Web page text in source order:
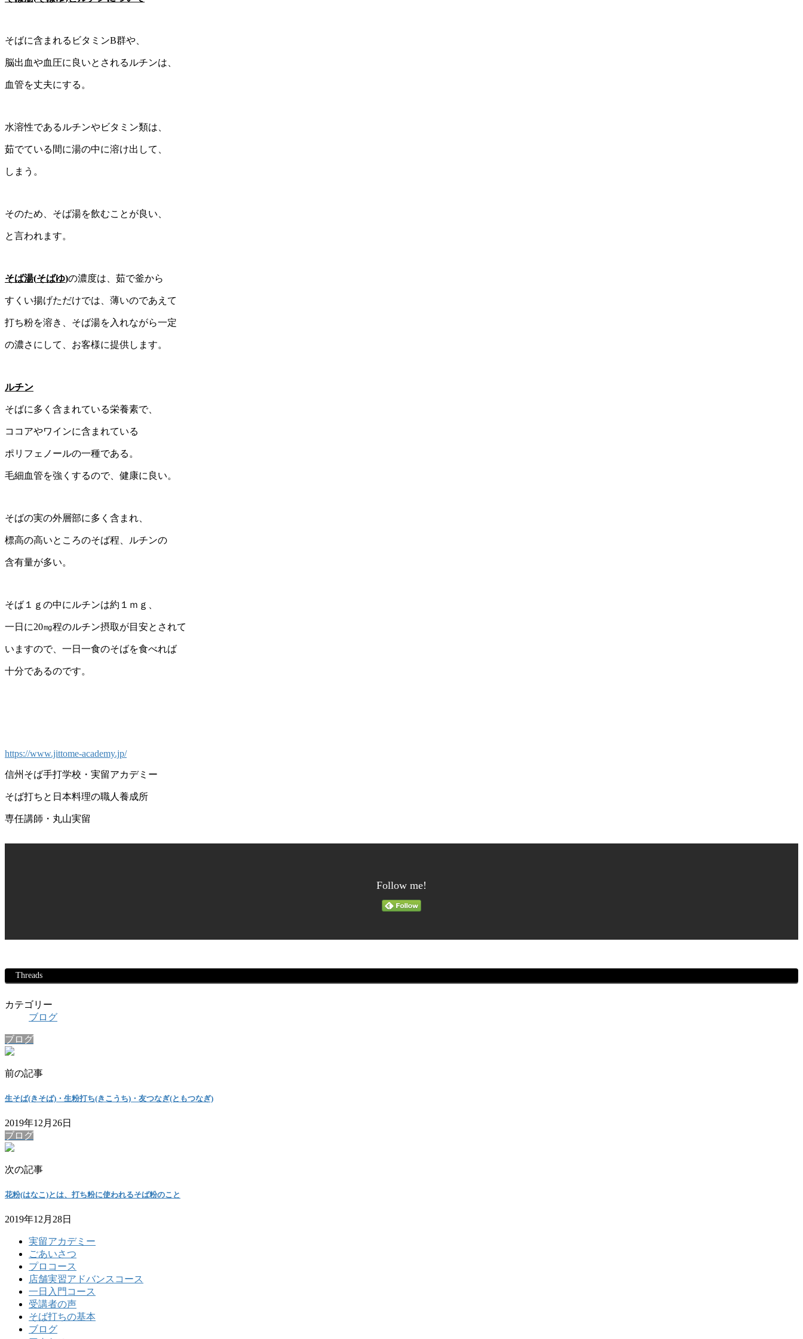
そばに含まれるビタミンB群や、
脳出血や血圧に良いとされるルチンは、
血管を丈夫にする。
水溶性であるルチンやビタミン類は、
茹でている間に湯の中に溶け出して、
しまう。
そのため、そば湯を飲むことが良い、
と言われます。
そば湯(そばゆ)の濃度は、茹で釜から
すくい揚げただけでは、薄いのであえて
打ち粉を溶き、そば湯を入れながら一定
の濃さにして、お客様に提供します。
ルチン
そばに多く含まれている栄養素で、
ココアやワインに含まれている
ポリフェノールの一種である。
毛細血管を強くするので、健康に良い。
そばの実の外層部に多く含まれ、
標高の高いところのそば程、ルチンの
含有量が多い。
そば１ｇの中にルチンは約１ｍｇ、
一日に20㎎程のルチン摂取が目安とされて
いますので、一日一食のそばを食べれば
十分であるのです。
https://www.jittome-academy.jp/
信州そば手打学校・実留アカデミー
そば打ちと日本料理の職人養成所
専任講師・丸山実留
Follow me!
Threads
カテゴリー
ブログ
ブログ
前の記事
生そば(きそば)・生粉打ち(きこうち)・友つなぎ(ともつなぎ)
2019年12月26日
ブログ
次の記事
花粉(はなこ)とは、打ち粉に使われるそば粉のこと
2019年12月28日
実留アカデミー
ごあいさつ
プロコース
店舗実習アドバンスコース
一日入門コース
受講者の声
そば打ちの基本
ブログ